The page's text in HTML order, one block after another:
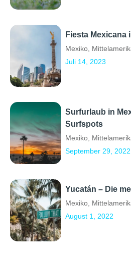
Fiesta Mexicana
Mexiko,
Juli 14, 2023
Surfurlaub in
Surfspots
Mexiko,
September 29, 2022
Yucatán – Die
Mexiko,
August 1, 2022